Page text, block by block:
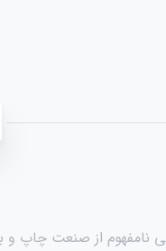
نامفهوم از صنعت چاپ و